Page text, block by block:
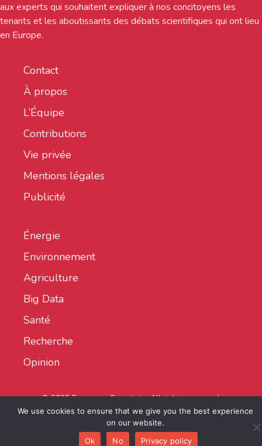
aux experts qui souhaitent expliquer à nos concitoyens les
tenants et les aboutissants des débats scientifiques qui ont lieu
en Europe.
Contact
À propos
L’Équipe
Contributions
Vie privée
Mentions légales
Publicité
Énergie
Environnement
Agriculture
Big Data
Santé
Recherche
Opinion
© 2022 European Scientist - All rights reserved.
We use cookies to ensure that we give you the best experience
on our website.
Ok
No Privacy policy